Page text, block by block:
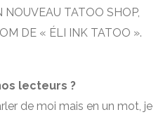
NOUVEAU TATOO SHOP,
DE « ÉLI INK TATOO ».
lecteurs ?
de moi mais en un mot, je